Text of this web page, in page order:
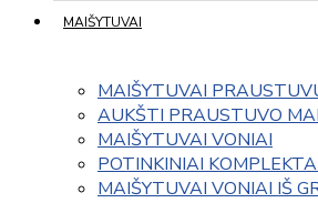
MAIŠYTUVAI
MAIŠYTUVAI
AUKŠTI PRAUSTUVO
MAIŠYTUVAI VONIAI
POTINKINIAI
MAIŠYTUVAI VONIAI IŠ